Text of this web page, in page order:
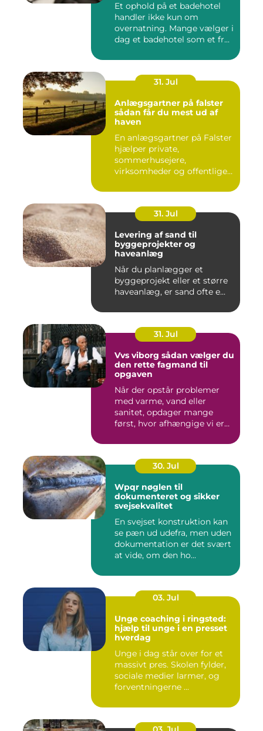
Et ophold på et badehotel
handler ikke kun om
overnatning. Mange vælger i
dag et badehotel som et fr...
31. Jul
Anlægsgartner på falster
sådan får du mest ud af
haven
En anlægsgartner på Falster
hjælper private,
sommerhusejere,
virksomheder og offentlige
31. Jul
Levering af sand til
byggeprojekter og
haveanlæg
Når du planlægger et
byggeprojekt eller et større
haveanlæg, er sand ofte e...
31. Jul
Vvs viborg sådan vælger du
den rette fagmand til
opgaven
Når der opstår problemer
med varme, vand eller
sanitet, opdager mange
først, hvor afhængige vi er
30. Jul
Wpqr nøglen til
dokumenteret og sikker
svejsekvalitet
En svejset konstruktion kan
se pæn ud udefra, men uden
dokumentation er det svært
at vide, om den ho...
03. Jul
Unge coaching i ringsted:
hjælp til unge i en presset
hverdag
Unge i dag står over for et
massivt pres. Skolen fylder,
sociale medier larmer, og
forventningerne ...